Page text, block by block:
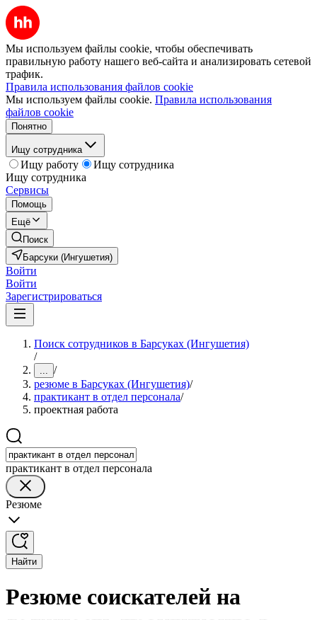
Мы используем файлы cookie, чтобы обеспечивать
правильную работу нашего веб-сайта и анализировать сетевой
трафик.
Правила использования файлов cookie
Мы используем файлы cookie. Правила использования
файлов cookie
Понятно
Ищу сотрудника
Ищу работу
Ищу сотрудника
Ищу сотрудника
Сервисы
Помощь
Ещё
Поиск
Барсуки (Ингушетия)
Войти
Войти
Зарегистрироваться
Поиск сотрудников в Барсуках (Ингушетия)
/
... /
резюме в Барсуках (Ингушетия)/
практикант в отдел персонала/
проектная работа
практикант в отдел персонала
Резюме
Найти
Резюме соискателей на